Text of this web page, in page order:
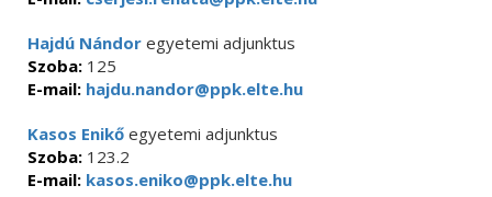
Hajdú Nándor egyetemi adjunktus
Szoba: 125
E-mail: hajdu.nandor@ppk.elte.hu
Kasos Enikő egyetemi adjunktus
Szoba: 123.2
E-mail: kasos.eniko@ppk.elte.hu